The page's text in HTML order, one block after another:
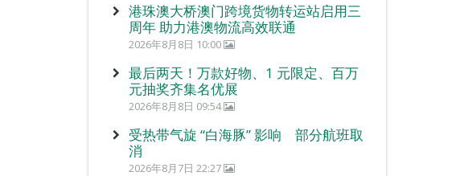
港珠澳大桥澳门跨境货物转运站启用三
周年 助力港澳物流高效联通
2026年8月8日 10:00
最后两天！万款好物、1 元限定、百万
元抽奖齐集名优展
2026年8月8日 09:54
受热带气旋 “白海豚” 影响 部分航班取
消
2026年8月7日 22:27